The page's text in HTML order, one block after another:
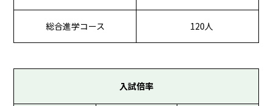
総合進学コース 120人
入試倍率